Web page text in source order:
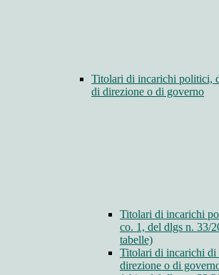
Titolari di incarichi politici,
di direzione o di governo
Titolari di incarichi
co. 1, del dlgs n. 33/
tabelle)
Titolari di incarichi di
direzione o di